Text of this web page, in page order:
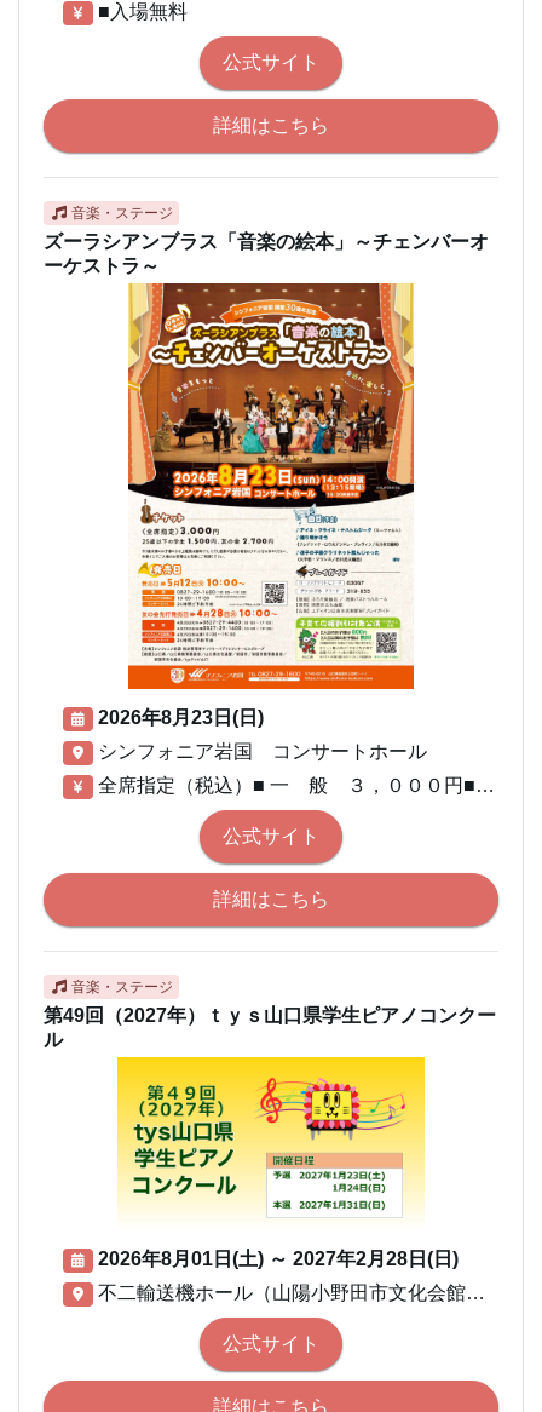
■入場無料
公式サイト
詳細はこちら
音楽・ステージ
ズーラシアンブラス「音楽の絵本」～チェンバーオ
ーケストラ～
2026年8月23日(日)
シンフォニア岩国 コンサートホール
全席指定（税込）■ 一 般 ３，０００円■２５歳以下の学生 １，５００円■友の会 ２，７００円 ※０歳からご入場いただけます。※３歳未満のお子様のひざ上での鑑賞は無料です。ただし座席が必要な場合はチケットをお求めください。※車イスでご入場のお客様はお気軽にご相談ください。 子育て応援割引対象公演 ※3歳以上対象
公式サイト
詳細はこちら
音楽・ステージ
第49回（2027年）ｔｙｓ山口県学生ピアノコンクー
ル
2026年8月01日(土) ～ 2027年2月28日(日)
不二輸送機ホール（山陽小野田市文化会館 大ホール）
公式サイト
詳細はこちら